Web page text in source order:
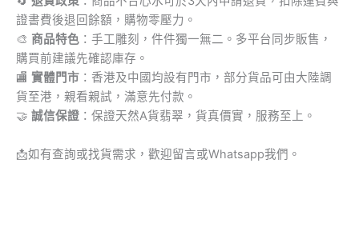
證書費後退回餘額，購物零壓力。
🎨 商品特色 ：手工雕刻，件件獨一無二。多平台同步販售，
購買前建議先確認庫存。
🏬 實體門市 ：香港及中國均設有門市，部分貨品可由大陸調
貨至港，親看親試，滿意先付款。
🤝 誠信保證 ：保證天然A貨翡翠，貨真價實，服務至上。
📩如有查詢或找貨需求，歡迎留言或Whatsapp我們。